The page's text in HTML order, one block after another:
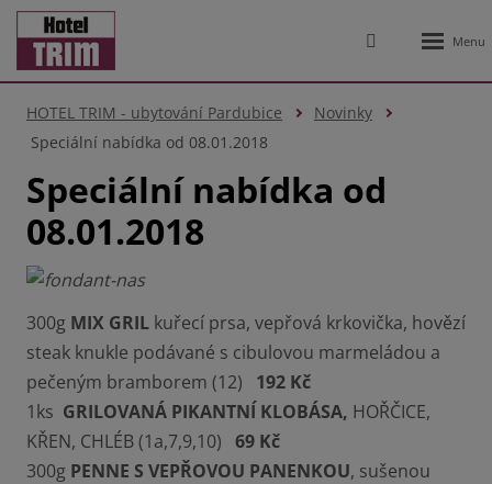
Vyhledávání
HOTEL TRIM - ubytování Pardubice
Novinky
Speciální nabídka od 08.01.2018
Speciální nabídka od
08.01.2018
300g MIX GRIL kuřecí prsa, vepřová krkovička, hovězí
steak knukle podávané s cibulovou marmeládou a
pečeným bramborem (12) 192 Kč
1ks GRILOVANÁ PIKANTNÍ KLOBÁSA, HOŘČICE,
KŘEN, CHLÉB (1a,7,9,10) 69 Kč
300g PENNE S VEPŘOVOU PANENKOU, sušenou